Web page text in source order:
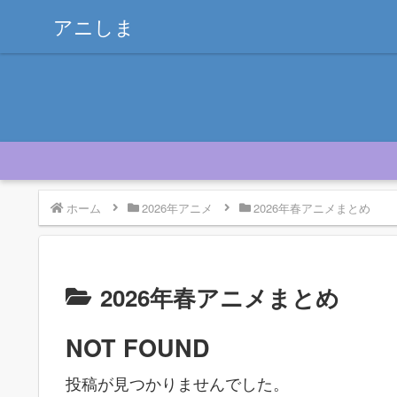
アニしま
ホーム 2026年アニメ 2026年春アニメまとめ
2026年春アニメまとめ
NOT FOUND
投稿が見つかりませんでした。